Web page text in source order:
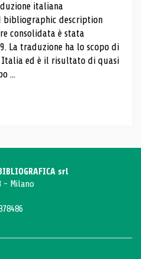
italiana
description
consolidata è stata
La traduzione ha lo scopo di
ed è il risultato di quasi
...
srl
- Milano